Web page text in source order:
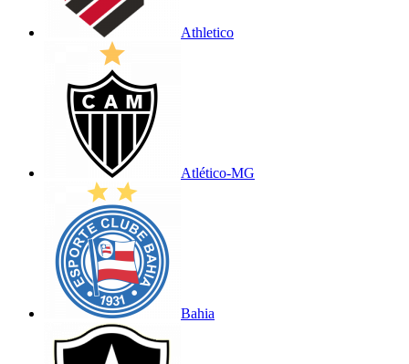
Athletico
Atlético-MG
Bahia